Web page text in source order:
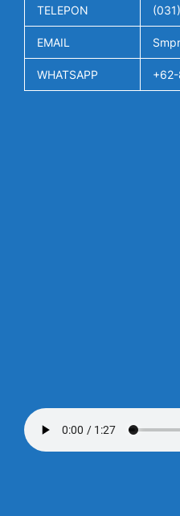
TELEPON
EMAIL
WHATSAPP